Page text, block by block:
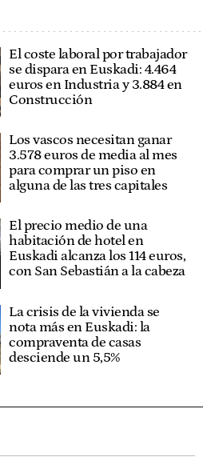
El coste laboral por trabajador
se dispara en Euskadi: 4.464
euros en Industria y 3.884 en
Construcción
Los vascos necesitan ganar
3.578 euros de media al mes
para comprar un piso en
alguna de las tres capitales
El precio medio de una
habitación de hotel en
Euskadi alcanza los 114 euros,
con San Sebastián a la cabeza
La crisis de la vivienda se
nota más en Euskadi: la
compraventa de casas
desciende un 5,5%